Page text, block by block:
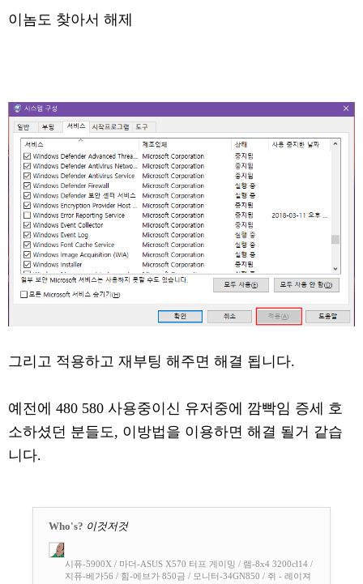
이놈도 찾아서 해제
그리고 적용하고 재부팅 해주면 해결 됩니다.
예전에 480 580 사용중이신 유저중에 깜빡임 증세 호
소하셨던 분들도, 이방법을 이용하면 해결 될거 같습
니다.
Who's? 이것저것
시퓨-5900X / 마더-ASUS X570 터프 게이밍 / 램-8x4 3200cl14 /
지퓨-베가56 / 힘-에브가 850금 / 모니터-34GN850 / 쥐 - 레이져